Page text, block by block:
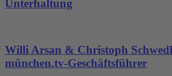
Unterhaltung
Willi Arsan & Christoph
münchen.tv-Geschäftsführer